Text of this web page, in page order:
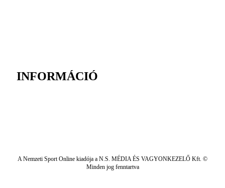
INFORMÁCIÓ
A Nemzeti Sport Online kiadója a N.S. MÉDIA ÉS VAGYONKEZELŐ Kft. ©
Minden jog fenntartva